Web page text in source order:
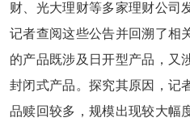
财、光大理财等多家理财公司
记者查阅这些公告并回溯了相
的产品既涉及日开型产品，又
封闭式产品。探究其原因，记
品赎回较多，规模出现较大幅